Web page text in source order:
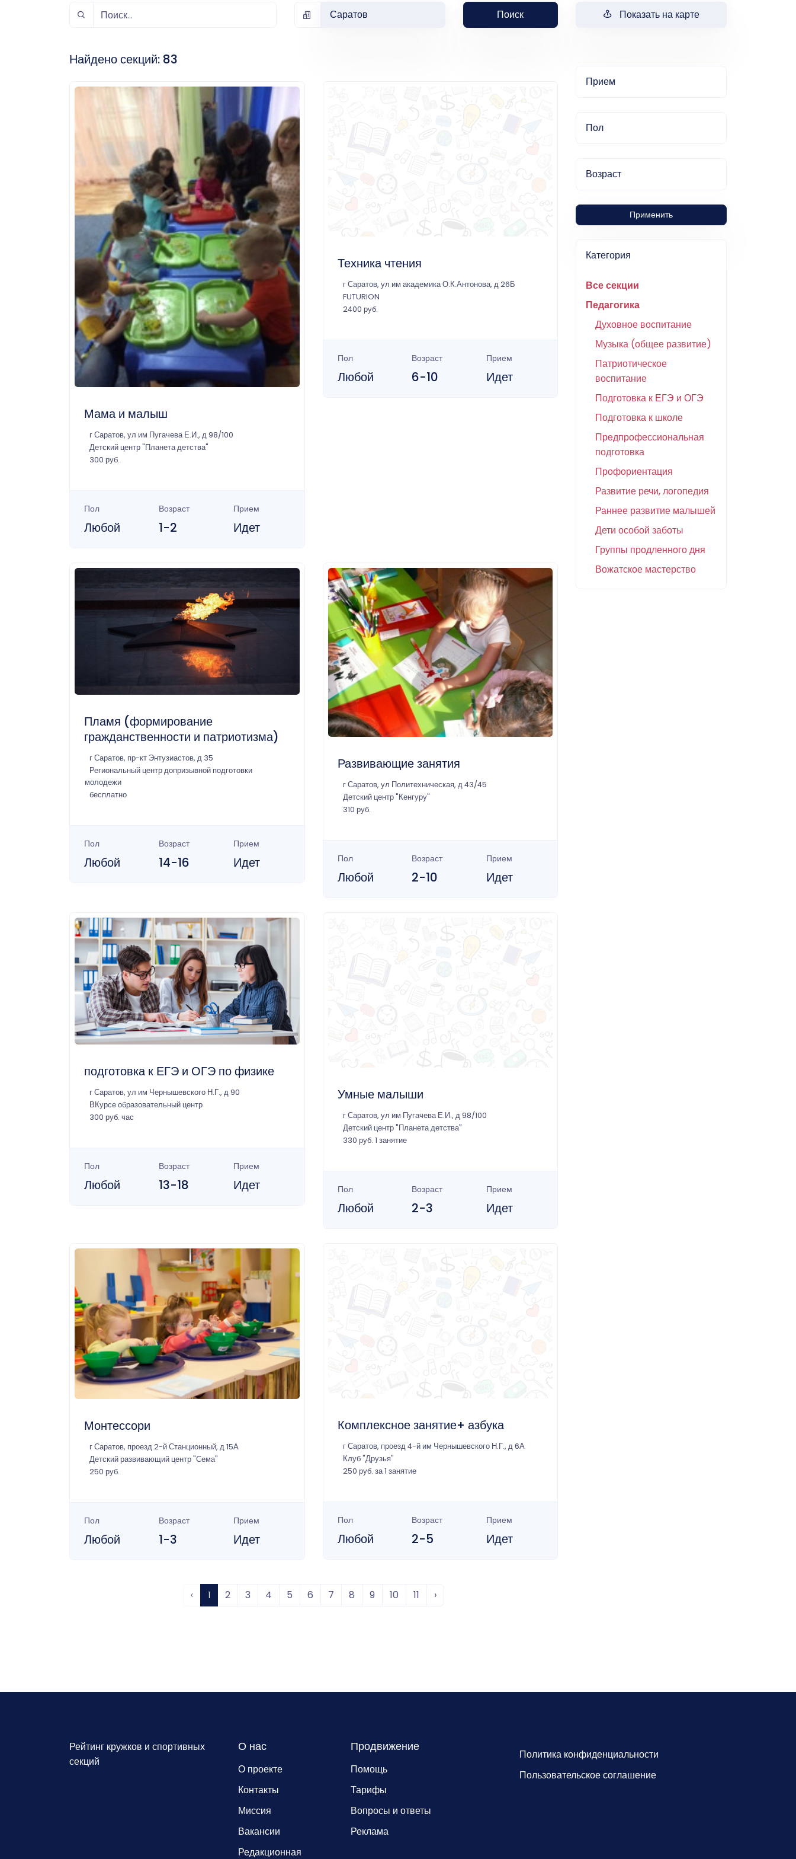
Индивидуально-
Саратов Поиск Показать на карте
Прием
Пол
Возраст
Применить
Категория
Все секции
Педагогика
Духовное воспитание
Музыка (общее развитие)
Патриотическое
воспитание
Подготовка к ЕГЭ и ОГЭ
Подготовка к школе
Предпрофессиональная
подготовка
Профориентация
Развитие речи, логопедия
Раннее развитие малышей
Дети особой заботы
Группы продленного дня
Вожатское мастерство
Найдено секций: 83
Мама и малыш
г Саратов, ул им Пугачева Е.И., д 98/100
Детский центр "Планета детства"
300 руб.
Пол
Любой
Возраст
1-2
Прием
Идет
Техника чтения
г Саратов, ул им академика О.К.Антонова, д 26Б
FUTURION
2400 руб.
Пол
Любой
Возраст
6-10
Прием
Идет
Пламя (формирование
гражданственности и патриотизма)
г Саратов, пр-кт Энтузиастов, д 35
Региональный центр допризывной подготовки
молодежи
бесплатно
Пол
Любой
Возраст
14-16
Прием
Идет
Развивающие занятия
г Саратов, ул Политехническая, д 43/45
Детский центр "Кенгуру"
310 руб.
Пол
Любой
Возраст
2-10
Прием
Идет
подготовка к ЕГЭ и ОГЭ по физике
г Саратов, ул им Чернышевского Н.Г., д 90
ВКурсе образовательный центр
300 руб. час
Пол
Любой
Возраст
13-18
Прием
Идет
Умные малыши
г Саратов, ул им Пугачева Е.И., д 98/100
Детский центр "Планета детства"
330 руб. 1 занятие
Пол
Любой
Возраст
2-3
Прием
Идет
Монтессори
г Саратов, проезд 2-й Станционный, д 15А
Детский развивающий центр "Сема"
250 руб.
Пол
Любой
Возраст
1-3
Прием
Идет
Комплексное занятие+ азбука
г Саратов, проезд 4-й им Чернышевского Н.Г., д 6А
Клуб "Друзья"
250 руб. за 1 занятие
Пол
Любой
Возраст
2-5
Прием
Идет
‹ 1 2 3 4 5 6 7 8 9 10 11 ›
Рейтинг кружков и спортивных
секций
О нас
О проекте
Контакты
Миссия
Вакансии
Редакционная
Продвижение
Помощь
Тарифы
Вопросы и ответы
Реклама
Политика конфиденциальности
Пользовательское соглашение